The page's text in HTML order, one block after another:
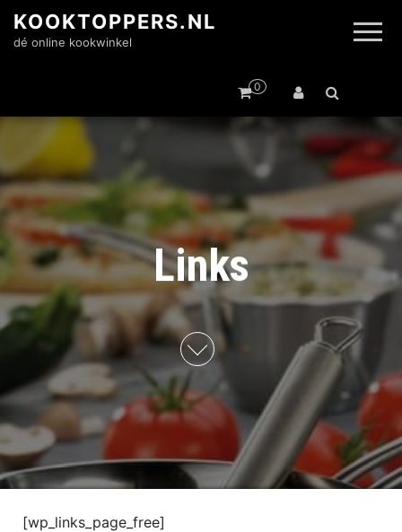
KOOKTOPPERS.NL
dé online kookwinkel
0
Links
[wp_links_page_free]